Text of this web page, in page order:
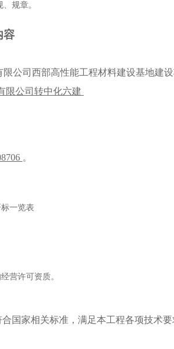
规章。
容
公司西部高性能工程材料建设基地建设
限公司转中化六建
。
一览表
营许可资质。
国家相关标准，满足本工程各项技术要